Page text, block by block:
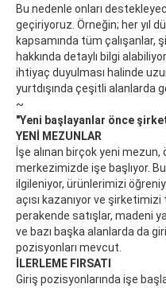
Bu nedenle onları
geçiriyoruz. Örneğin; her yıl
kapsamında tüm çalışanlar,
hakkında detaylı bilgi
ihtiyaç duyulması halinde
yurtdışında çeşitli alanlarda
~
"Yeni başlayanlar önce
YENİ MEZUNLAR
İşe alınan birçok yeni
merkezimizde işe başlıyor.
ilgileniyor, ürünlerimizi
açısı kazanıyor ve
perakende satışlar, madeni
ve bazı başka alanlarda da
pozisyonları mevcut.
İLERLEME FIRSATI
Giriş pozisyonlarında işe